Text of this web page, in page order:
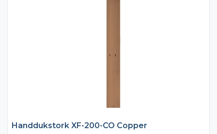
Handdukstork XF-200-CO Copper